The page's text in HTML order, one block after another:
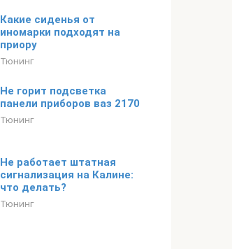
Какие сиденья от
иномарки подходят на
приору
Тюнинг
Не горит подсветка
панели приборов ваз 2170
Тюнинг
Не работает штатная
сигнализация на Калине:
что делать?
Тюнинг